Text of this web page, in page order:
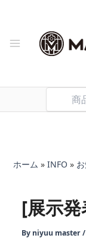
検
ホーム INFO
[展示
By niyuu master/